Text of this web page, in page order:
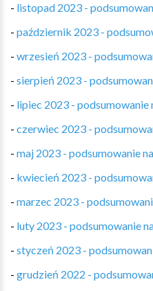
- listopad 2023 -
- październik 2023 -
- wrzesień 2023 -
- sierpień 2023 -
- lipiec 2023 -
- czerwiec 2023 -
- maj 2023 - podsumowanie
- kwiecień 2023 -
- marzec 2023 -
- luty 2023 - podsumowanie
- styczeń 2023 -
- grudzień 2022 -